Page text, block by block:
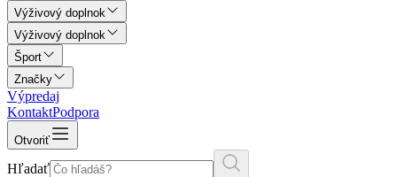
Výživový doplnok
Výživový doplnok
Šport
Značky
Výpredaj
KontaktPodpora
Otvoriť
Hľadať